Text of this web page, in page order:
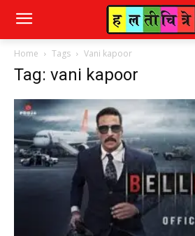
Home Tags Vani kapoor
Tag: vani kapoor